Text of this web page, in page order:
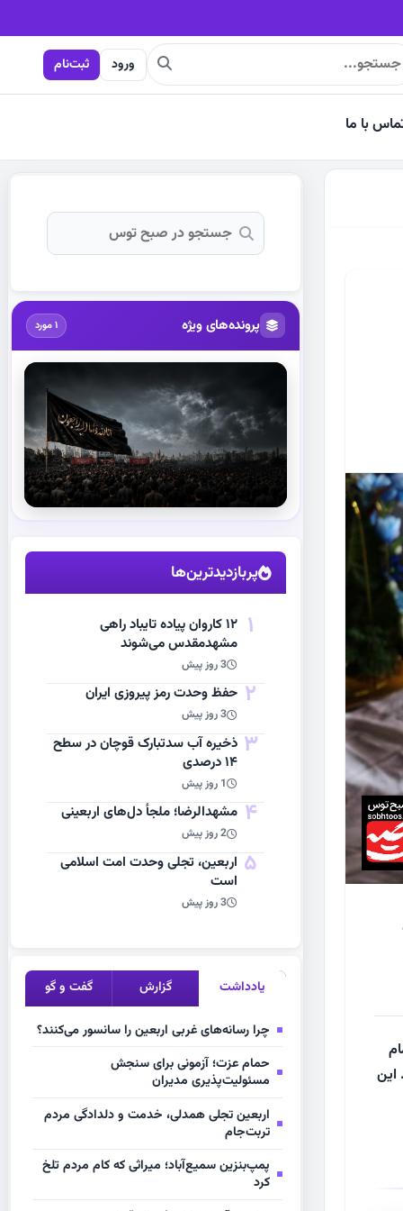
ورود ثبت‌نام
با ما
این
پرونده‌های ویژه 1 مورد
مشاهده اخبار
پربازدیدترین‌ها
1
۱۲ کاروان پیاده تایباد راهی
مشهدمقدس می‌شوند
3 روز پیش
2 حفظ وحدت رمز پیروزی ایران
3 روز پیش
3 ذخیره آب سدتبارک قوچان در سطح
۱۴ درصدی
1 روز پیش
4 مشهد‌الرضا؛ ملجأ دل‌های اربعینی
2 روز پیش
5 اربعین، تجلی وحدت امت اسلامی
است
3 روز پیش
یادداشت گزارش گفت و گو
چرا رسانه‌های غربی اربعین را سانسور می‌کنند؟
حمام عزت؛ آزمونی برای سنجش
مسئولیت‌پذیری مدیران
اربعین تجلی همدلی، خدمت و دلدادگی مردم
تربت‌جام
پمپ‌بنزین سمیع‌آباد؛ میراثی که کام مردم تلخ
کرد